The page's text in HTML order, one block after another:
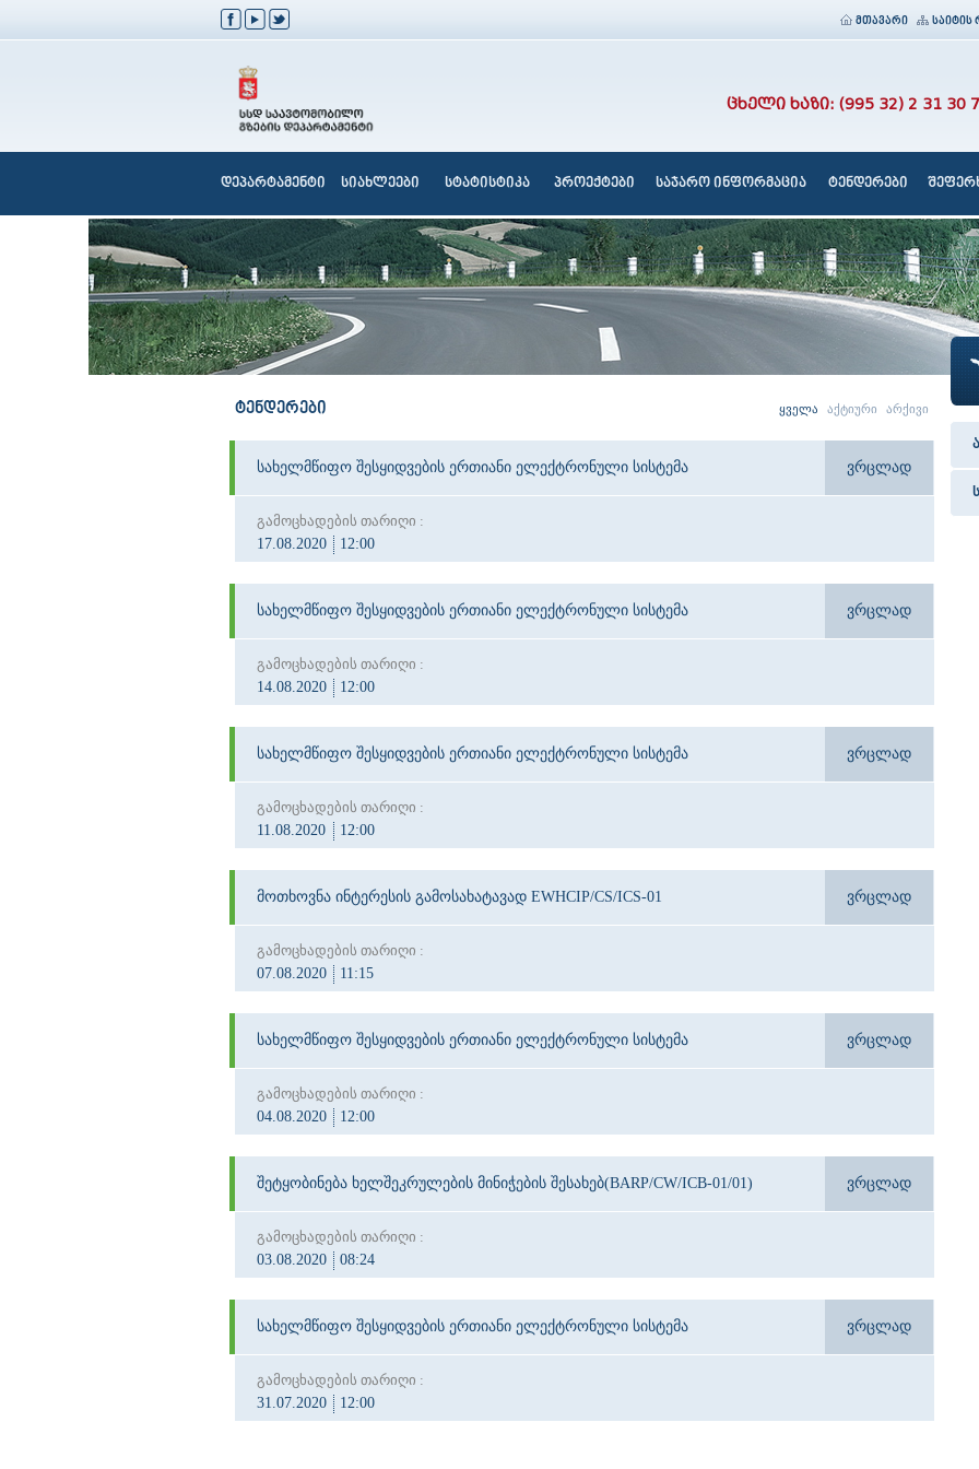
მთავარი საიტის
ცხელი ხაზი: (995 32) 2 31 30
დეპარტამენტი სიახლეები სტატისტიკა პროექტები საჯარო ინფორმაცია ტენდერები
ტენდერები ყველა აქტიური არქივი
სახელმწიფო შესყიდვების ერთიანი ელექტრონული სისტემა ვრცლად
გამოცხადების თარიღი :
17.08.2020
12:00
სახელმწიფო შესყიდვების ერთიანი ელექტრონული სისტემა ვრცლად
გამოცხადების თარიღი :
14.08.2020
12:00
სახელმწიფო შესყიდვების ერთიანი ელექტრონული სისტემა ვრცლად
გამოცხადების თარიღი :
11.08.2020
12:00
მოთხოვნა ინტერესის გამოსახატავად EWHCIP/CS/ICS-01 ვრცლად
გამოცხადების თარიღი :
07.08.2020
11:15
სახელმწიფო შესყიდვების ერთიანი ელექტრონული სისტემა ვრცლად
გამოცხადების თარიღი :
04.08.2020
12:00
შეტყობინება ხელშეკრულების მინიჭების შესახებ(BARP/CW/ICB-01/01) ვრცლად
გამოცხადების თარიღი :
03.08.2020
08:24
სახელმწიფო შესყიდვების ერთიანი ელექტრონული სისტემა ვრცლად
გამოცხადების თარიღი :
31.07.2020
12:00